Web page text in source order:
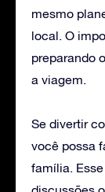
mesmo
local. O
preparando
a viagem.
Se divertir
você possa
família.